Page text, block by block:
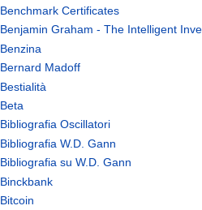
Benchmark Certificates
Benjamin Graham - The Intelligent
Benzina
Bernard Madoff
Bestialità
Beta
Bibliografia Oscillatori
Bibliografia W.D. Gann
Bibliografia su W.D. Gann
Binckbank
Bitcoin